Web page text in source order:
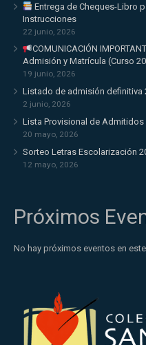
Entrega de Cheques-Libro
Instrucciones
22 junio, 2026
COMUNICACIÓN
Admisión y Matrícula (Curso
19 junio, 2026
Listado de admisión definitiva
2 junio, 2026
Lista Provisional de Admitidos
20 mayo, 2026
Sorteo Letras Escolarización
12 mayo, 2026
Próximos
No hay próximos eventos en